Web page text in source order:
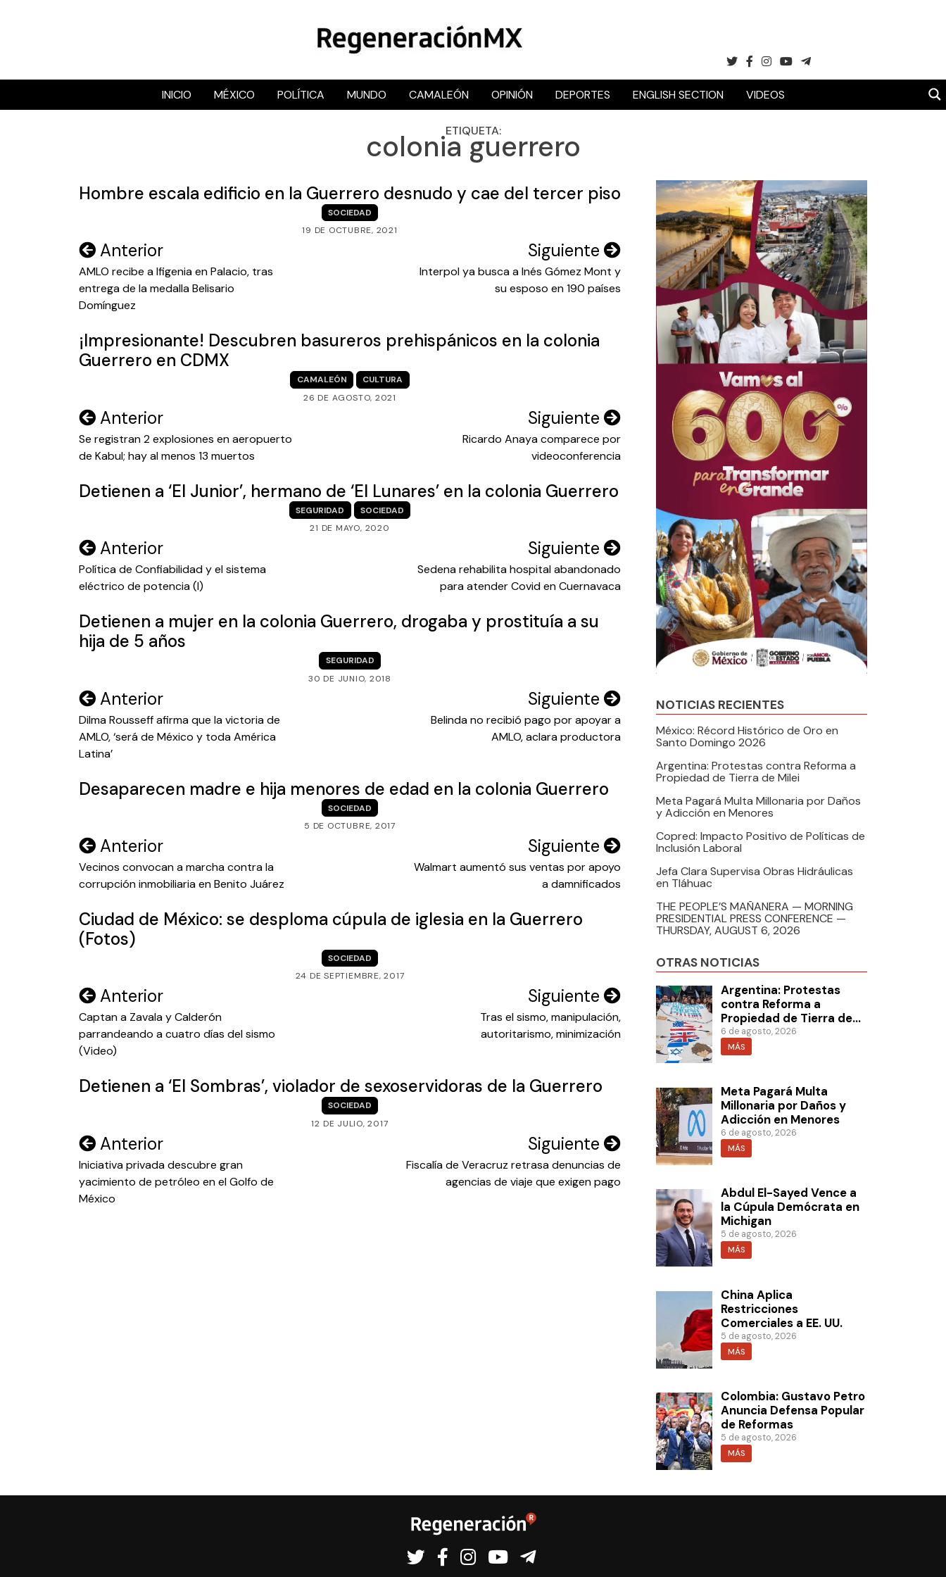
RegeneraciónMX
Sitio de noticias libre e independiente
INICIO MÉXICO POLÍTICA MUNDO CAMALEÓN OPINIÓN DEPORTES ENGLISH SECTION VIDEOS
ETIQUETA:
colonia guerrero
Hombre escala edificio en la Guerrero desnudo y cae del tercer piso
SOCIEDAD
19 DE OCTUBRE, 2021
Navegación
de
entradas
Anterior
AMLO recibe a Ifigenia en Palacio, tras
entrega de la medalla Belisario
Domínguez
Siguiente
Interpol ya busca a Inés Gómez Mont y
su esposo en 190 países
¡Impresionante! Descubren basureros prehispánicos en la colonia
Guerrero en CDMX
CAMALEÓN
CULTURA
26 DE AGOSTO, 2021
Navegación
de
entradas
Anterior
Se registran 2 explosiones en aeropuerto
de Kabul; hay al menos 13 muertos
Siguiente
Ricardo Anaya comparece por
videoconferencia
Detienen a ‘El Junior’, hermano de ‘El Lunares’ en la colonia Guerrero
SEGURIDAD
SOCIEDAD
21 DE MAYO, 2020
Navegación
de
entradas
Anterior
Política de Confiabilidad y el sistema
eléctrico de potencia (I)
Siguiente
Sedena rehabilita hospital abandonado
para atender Covid en Cuernavaca
Detienen a mujer en la colonia Guerrero, drogaba y prostituía a su
hija de 5 años
SEGURIDAD
30 DE JUNIO, 2018
Navegación
de
entradas
Anterior
Dilma Rousseff afirma que la victoria de
AMLO, ‘será de México y toda América
Latina’
Siguiente
Belinda no recibió pago por apoyar a
AMLO, aclara productora
Desaparecen madre e hija menores de edad en la colonia Guerrero
SOCIEDAD
5 DE OCTUBRE, 2017
Navegación
de
entradas
Anterior
Vecinos convocan a marcha contra la
corrupción inmobiliaria en Benito Juárez
Siguiente
Walmart aumentó sus ventas por apoyo
a damnificados
Ciudad de México: se desploma cúpula de iglesia en la Guerrero
(Fotos)
SOCIEDAD
24 DE SEPTIEMBRE, 2017
Navegación
de
entradas
Anterior
Captan a Zavala y Calderón
parrandeando a cuatro días del sismo
(Video)
Siguiente
Tras el sismo, manipulación,
autoritarismo, minimización
Detienen a ‘El Sombras’, violador de sexoservidoras de la Guerrero
SOCIEDAD
12 DE JULIO, 2017
Navegación
de
entradas
Anterior
Iniciativa privada descubre gran
yacimiento de petróleo en el Golfo de
México
Siguiente
Fiscalía de Veracruz retrasa denuncias de
agencias de viaje que exigen pago
NOTICIAS RECIENTES
México: Récord Histórico de Oro en
Santo Domingo 2026
Argentina: Protestas contra Reforma a
Propiedad de Tierra de Milei
Meta Pagará Multa Millonaria por Daños
y Adicción en Menores
Copred: Impacto Positivo de Políticas de
Inclusión Laboral
Jefa Clara Supervisa Obras Hidráulicas
en Tláhuac
THE PEOPLE’S MAÑANERA — MORNING
PRESIDENTIAL PRESS CONFERENCE —
THURSDAY, AUGUST 6, 2026
OTRAS NOTICIAS
Argentina: Protestas
contra Reforma a
Propiedad de Tierra de
Milei
6 de agosto, 2026
MÁS
Meta Pagará Multa
Millonaria por Daños y
Adicción en Menores
6 de agosto, 2026
MÁS
Abdul El-Sayed Vence a
la Cúpula Demócrata en
Michigan
5 de agosto, 2026
MÁS
China Aplica
Restricciones
Comerciales a EE. UU.
5 de agosto, 2026
MÁS
Colombia: Gustavo Petro
Anuncia Defensa Popular
de Reformas
5 de agosto, 2026
MÁS